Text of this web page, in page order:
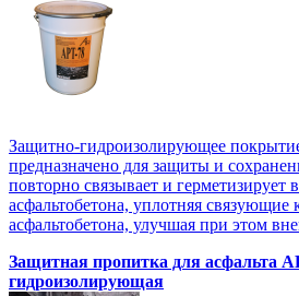
Защитно-гидроизолирующее
предназначено для защиты и
повторно связывает и герметизирует
асфальтобетона, уплотняя
асфальтобетона, улучшая при этом
Защитная пропитка для асфальта
гидроизолирующая